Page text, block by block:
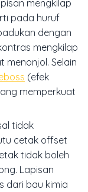
mengkilap
pada huruf
dengan
mengkilap
menonjol. Selain
(efek
memperkuat
tidak
cetak offset
tidak boleh
Lapisan
dari bau kimia